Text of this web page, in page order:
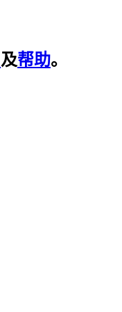
及帮助。